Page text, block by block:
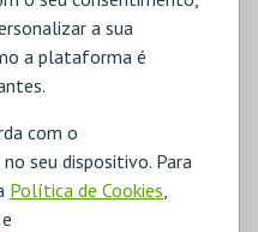
a sua
a plataforma é
com o
seu dispositivo. Para
Política de Cookies,
e
de Utilização